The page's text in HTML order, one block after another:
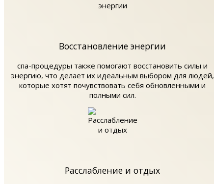
Восстановление энергии
спа-процедуры также помогают восстановить силы и
энергию, что делает их идеальным выбором для людей,
которые хотят почувствовать себя обновленными и
полными сил.
Расслабление и отдых